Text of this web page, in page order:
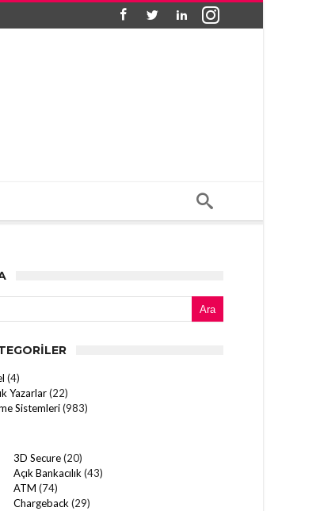
(4)
Yazarlar(22)
Sistemleri(983)
3D Secure(20)
Açık Bankacılık (43)
ATM (74)
Chargeback (29)